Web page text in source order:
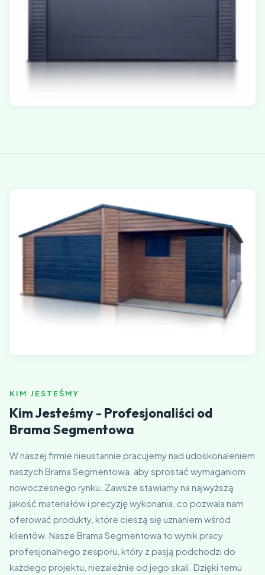
KIM JESTEŚMY
Kim Jesteśmy - Profesjonaliści od
Brama Segmentowa
W naszej firmie nieustannie pracujemy nad udoskonaleniem
naszych Brama Segmentowa, aby sprostać wymaganiom
nowoczesnego rynku. Zawsze stawiamy na najwyższą
jakość materiałów i precyzję wykonania, co pozwala nam
oferować produkty, które cieszą się uznaniem wśród
klientów. Nasze Brama Segmentowa to wynik pracy
profesjonalnego zespołu, który z pasją podchodzi do
każdego projektu, niezależnie od jego skali. Dzięki temu